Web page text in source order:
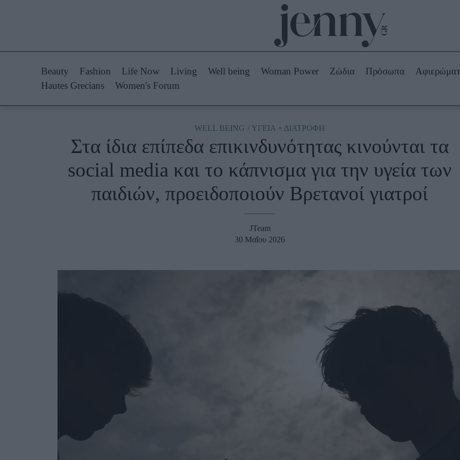
Styling Tips
Fashion News
Beauty -
Ομορφιά
Skincare
Μακιγιάζ
Woman Power Πρόσωπα
Συνεντεύξεις
Ζώδια
Beauty Fashion Life Now Living Well being Woman Power Ζώδια Πρόσωπα
Hautes Grecians
Women's Forum
WELL BEING ΥΓΕΙΑ + ΔΙΑΤΡΟΦΗ
Στα ίδια επίπεδα επικινδυνότητας κινούνται τα
social media και το κάπνισμα για την υγεία των
παιδιών, προειδοποιούν Βρετανοί γιατροί
JTeam
30 Μαΐου 2026